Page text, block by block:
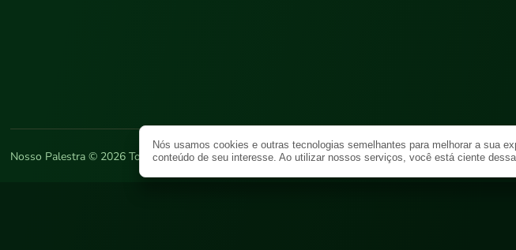
Nosso Palestra © 2026 Todos os direitos reservados.Termos de UsoPolítica de PrivacidadeMapa do
Nós usamos cookies e outras tecnologias semelhantes para melhorar a sua
conteúdo de seu interesse. Ao utilizar nossos serviços, você está ciente